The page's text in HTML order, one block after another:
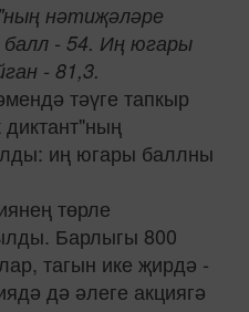
нәтиҗәләре
- 54. Иң югары
- 81,3.
тәүге тапкыр
диктант"ның
иң югары баллны
төрле
Барлыгы 800
тагын ике җирдә -
дә әлеге акциягә